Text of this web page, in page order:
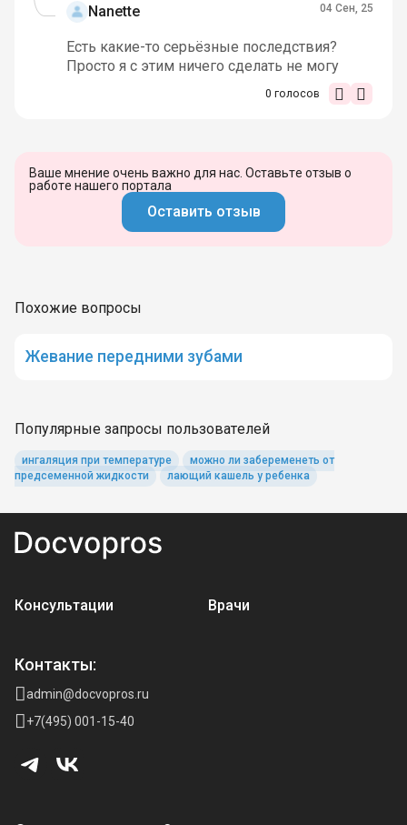
Nanette 04 Сен, 25
Есть какие-то серьёзные последствия?
Просто я с этим ничего сделать не могу
0 голосов
Ваше мнение очень важно для нас. Оставьте отзыв о
работе нашего портала
Оставить отзыв
Похожие вопросы
Жевание передними зубами
Популярные запросы пользователей
ингаляция при температуре
можно ли забеременеть от
предсеменной жидкости
лающий кашель у ребенка
Консультации Врачи
Контакты:
admin@docvopros.ru
+7(495) 001-15-40